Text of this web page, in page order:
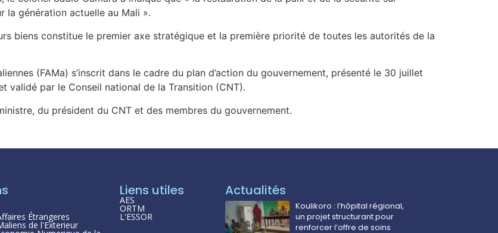
la génération actuelle au Mali ».
biens constitue le premier axe stratégique et la première priorité de toutes les autorités de la
(FAMa) s’inscrit dans le cadre du plan d’action du gouvernement, présenté le 30 juillet
validé par le Conseil national de la Transition (CNT).
du président du CNT et des membres du gouvernement.
Étrangeres
de l'Exterieur
Liens utiles
AES
ORTM
L'ESSOR
Actualités
Koulikoro : l’hôpital régional,
un projet structurant pour
renforcer l’offre de soins